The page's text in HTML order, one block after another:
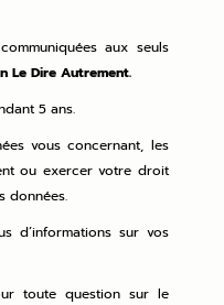
aux seuls
Le Dire Autrement.
5 ans.
vous concernant, les
ou exercer votre droit
données.
d’informations sur vos
toute question sur le